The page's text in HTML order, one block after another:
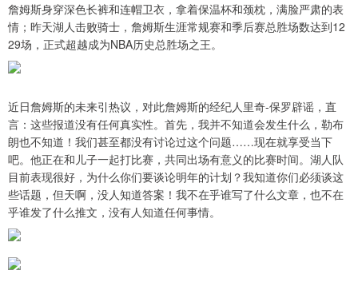
詹姆斯身穿深色长裤和连帽卫衣，拿着保温杯和颈枕，满脸严肃的表
情；昨天湖人击败骑士，詹姆斯生涯常规赛和季后赛总胜场数达到12
29场，正式超越成为NBA历史总胜场之王。
近日詹姆斯的未来引热议，对此詹姆斯的经纪人里奇-保罗辟谣，直
言：这些报道没有任何真实性。首先，我并不知道会发生什么，勒布
朗也不知道！我们甚至都没有讨论过这个问题……现在就享受当下
吧。他正在和儿子一起打比赛，共同出场有意义的比赛时间。湖人队
目前表现很好，为什么你们要谈论明年的计划？我知道你们必须谈这
些话题，但天啊，没人知道答案！我不在乎谁写了什么文章，也不在
乎谁发了什么推文，没有人知道任何事情。